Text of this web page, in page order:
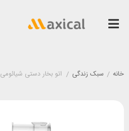
خانه / سبک زندگی / اتو بخار دستی شیائومی Deerma HS007